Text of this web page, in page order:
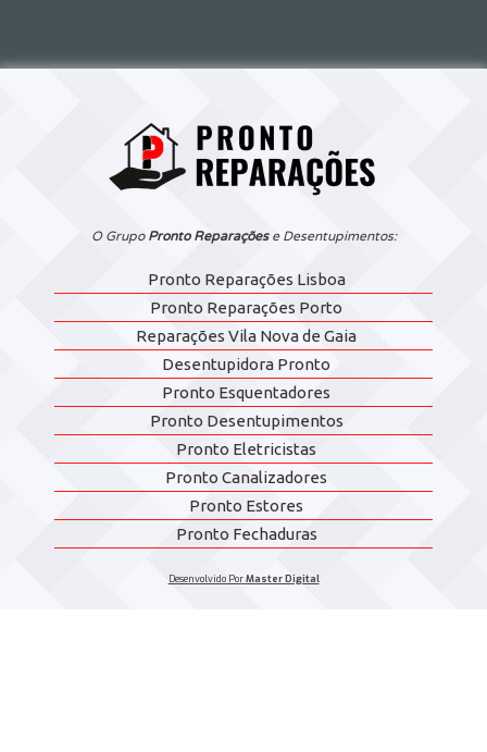
O Grupo Pronto Reparaçõese Desentupimentos:
Pronto Reparações Lisboa
Pronto Reparações Porto
Reparações Vila Nova de Gaia
Desentupidora Pronto
Pronto Esquentadores
Pronto Desentupimentos
Pronto Eletricistas
Pronto Canalizadores
Pronto Estores
Pronto Fechaduras
Desenvolvido PorMaster Digital